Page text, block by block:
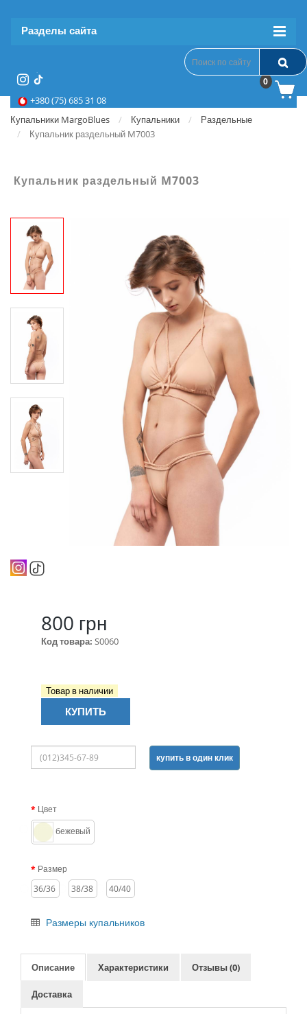
Разделы сайта
+380 (75) 685 31 08
0
Купальники MargoBlues Купальники
Раздельные
Купальник раздельный M7003
Купальник раздельный M7003
800 грн
Код товара: S0060
Товар в наличии
КУПИТЬ
купить в один клик
Цвет
бежевый
Размер
36/36
38/38 40/40
Размеры купальников
Описание Характеристики Отзывы (0)
Доставка